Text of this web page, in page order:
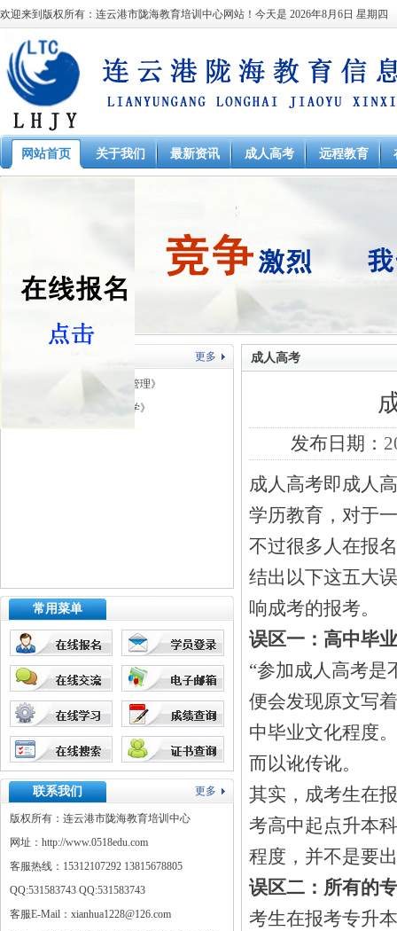
欢迎来到版权所有：连云港市陇海教育培训中心网站！今天是 2026年8月6日 星期四
网站首页 关于我们 最新资讯 成人高考 远程教育
更多
本科 起本南财大《工商管理》
本科 起本南财大《会计学》
常用菜单
联系我们 更多
版权所有：连云港市陇海教育培训中心
网址：http://www.0518edu.com
客服热线：15312107292 13815678805
QQ:531583743 QQ:531583743
客服E-Mail：xianhua1228@126.com
成人高考
发布日期：
成人高考即成人
学历教育，对于
不过很多人在报
结出以下这五大
响成考的报考。
误区一：高中毕
“参加成人高考是
便会发现原文写
中毕业文化程度
而以讹传讹。
其实，成考生在
考高中起点升本
程度，并不是要
误区二：所有的
考生在报考专升